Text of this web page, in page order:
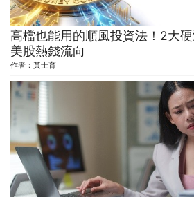
高檔也能用的順風投資法！2大
美股熱錢流向
作者： 黃士育